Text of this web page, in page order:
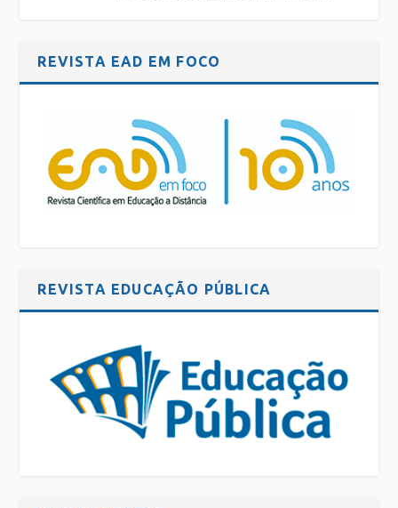
REVISTA EAD EM FOCO
REVISTA EDUCAÇÃO PÚBLICA